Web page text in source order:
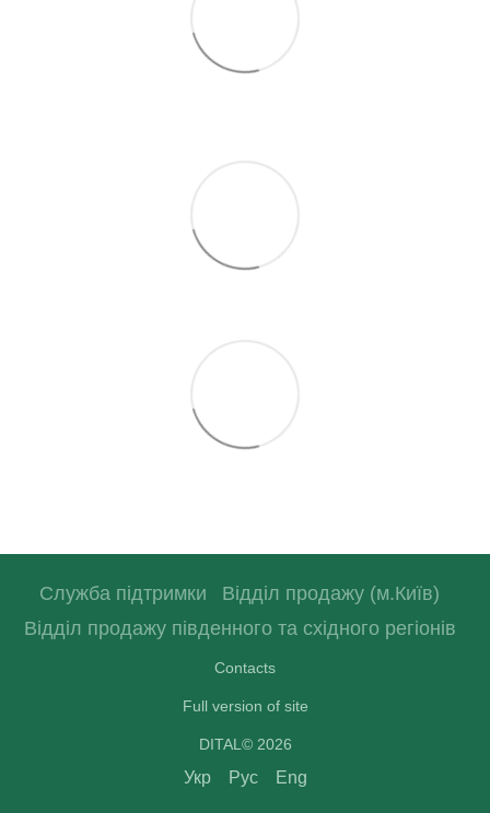
Служба підтримки
Відділ продажу (м.Київ)
Відділ продажу південного та східного регіонів
Contacts
Full version of site
DITAL© 2026
Укр Рус Eng